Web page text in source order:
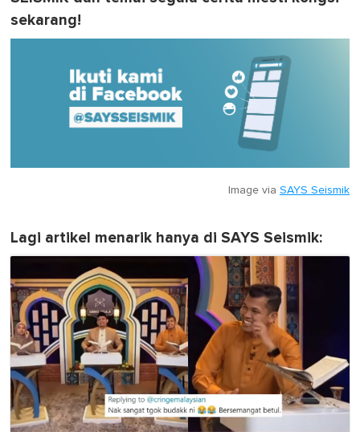
sekarang!
Image via SAYS Seismik
Lagi artikel menarik hanya di SAYS Seismik: